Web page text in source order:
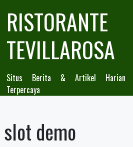
RISTORANTE
TEVILLAROSA
Situs Berita & Artikel Harian
Terpercaya
demo